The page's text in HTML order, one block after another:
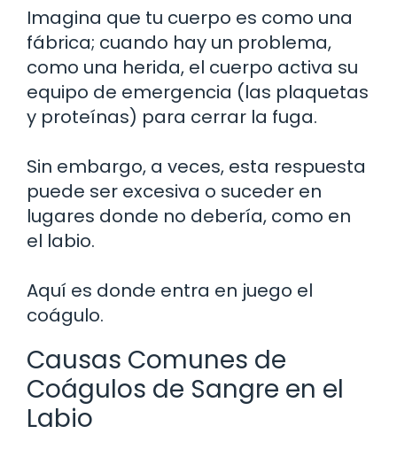
Imagina que tu cuerpo es como una
fábrica; cuando hay un problema,
como una herida, el cuerpo activa su
equipo de emergencia (las plaquetas
y proteínas) para cerrar la fuga.
Sin embargo, a veces, esta respuesta
puede ser excesiva o suceder en
lugares donde no debería, como en
el labio.
Aquí es donde entra en juego el
coágulo.
Causas Comunes de
Coágulos de Sangre en el
Labio